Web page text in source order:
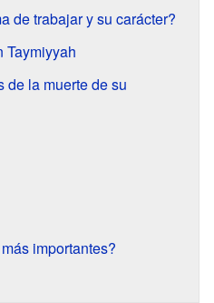
de trabajar y su carácter?
Taymiyyah
de la muerte de su
importantes?